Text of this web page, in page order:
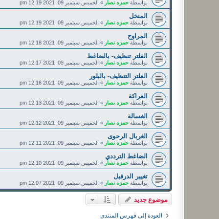
بواسطة حمزه نصار » الخميس سبتمبر 09, 2021 12:19 pm
المنخل
بواسطة حمزه نصار » الخميس سبتمبر 09, 2021 12:19 pm
المراوح
بواسطة حمزه نصار » الخميس سبتمبر 09, 2021 12:18 pm
الفلتر تنظيف- بالضاغط
بواسطة حمزه نصار » الخميس سبتمبر 09, 2021 12:17 pm
الفلتر التنظيف- بالبلور
بواسطة حمزه نصار » الخميس سبتمبر 09, 2021 12:16 pm
الفراكة
بواسطة حمزه نصار » الخميس سبتمبر 09, 2021 12:13 pm
الغسالة
بواسطة حمزه نصار » الخميس سبتمبر 09, 2021 12:12 pm
الغربال الرحوى
بواسطة حمزه نصار » الخميس سبتمبر 09, 2021 12:11 pm
الضاغط الترددي
بواسطة حمزه نصار » الخميس سبتمبر 09, 2021 12:10 pm
تغيير الدرفيل
بواسطة حمزه نصار » الخميس سبتمبر 09, 2021 12:07 pm
موضوع جديد
العودة إلى فهرس المنتدى